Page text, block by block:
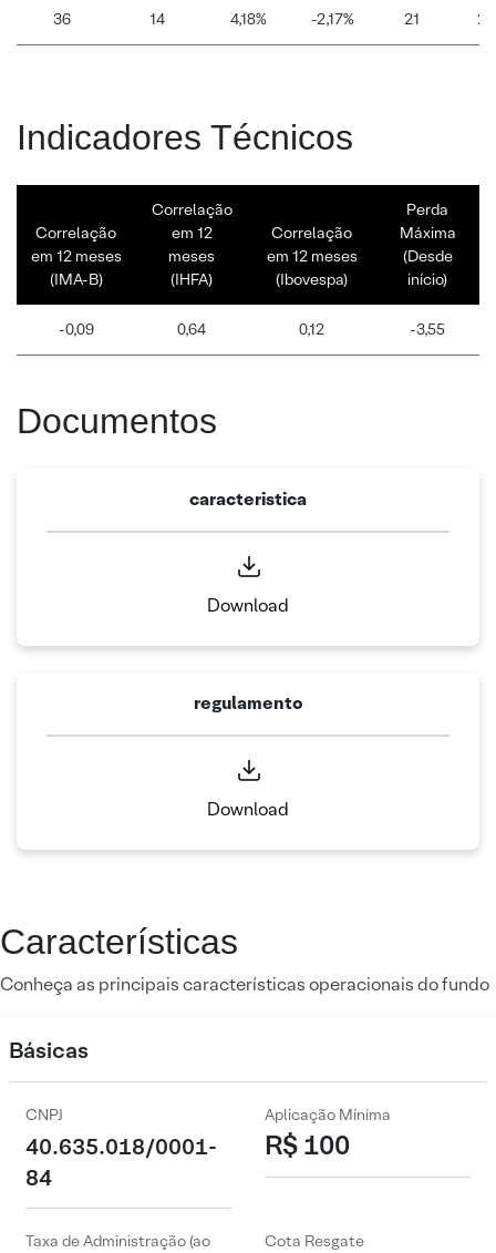
36 14 4,18% -2,17% 21 29
Indicadores Técnicos
Correlação
em 12 meses
(IMA-B)
Correlação
em 12
meses
(IHFA)
Correlação
em 12 meses
(Ibovespa)
Perda
Máxima
(Desde
início)
-0,09 0,64 0,12 -3,55
Documentos
caracteristica
Download
regulamento
Download
Características
Conheça as principais características operacionais do fundo
Básicas
CNPJ
40.635.018/0001-
84
Aplicação Mínima
R$ 100
Taxa de Administração (ao
Cota Resgate